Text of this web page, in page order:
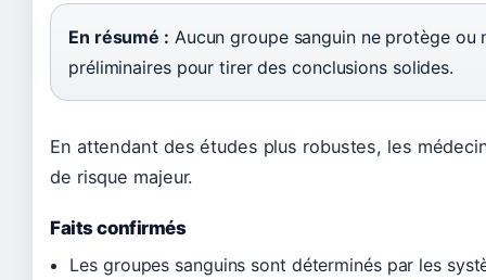
En résumé : Aucun groupe sanguin ne protège
préliminaires pour tirer des conclusions solides.
En attendant des études plus robustes, les
de risque majeur.
Faits confirmés
Les groupes sanguins sont déterminés par les